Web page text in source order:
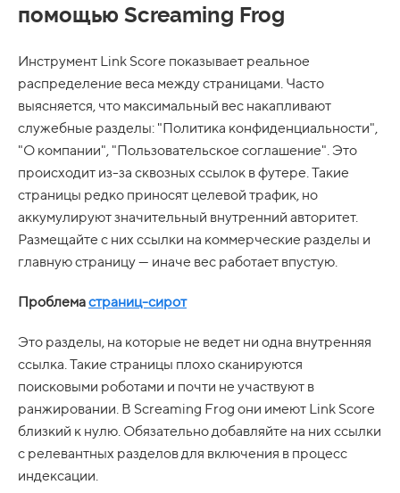
помощью Screaming Frog
Инструмент Link Score показывает реальное
распределение веса между страницами. Часто
выясняется, что максимальный вес накапливают
служебные разделы: "Политика конфиденциальности",
"О компании", "Пользовательское соглашение". Это
происходит из-за сквозных ссылок в футере. Такие
страницы редко приносят целевой трафик, но
аккумулируют значительный внутренний авторитет.
Размещайте с них ссылки на коммерческие разделы и
главную страницу — иначе вес работает впустую.
Проблемастраниц-сирот
Это разделы, на которые не ведет ни одна внутренняя
ссылка. Такие страницы плохо сканируются
поисковыми роботами и почти не участвуют в
ранжировании. В Screaming Frog они имеют Link Score
близкий к нулю. Обязательно добавляйте на них ссылки
с релевантных разделов для включения в процесс
индексации.